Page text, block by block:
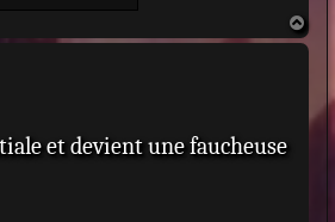
a
u
et devient une faucheuse